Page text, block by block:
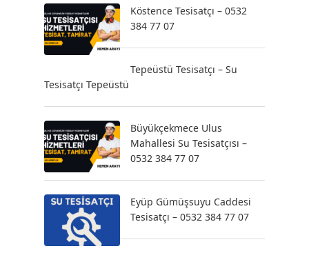
Köstence Tesisatçı – 0532
384 77 07
Tepeüstü Tesisatçı – Su
Tesisatçı Tepeüstü
Büyükçekmece Ulus
Mahallesi Su Tesisatçısı –
0532 384 77 07
Eyüp Gümüşsuyu Caddesi
Tesisatçı – 0532 384 77 07